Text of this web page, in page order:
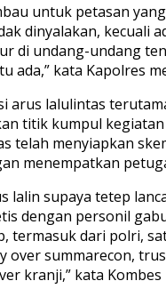
untuk petasan
dinyalakan, kecuali
di undang-undang
ada,” kata Kapolres
arus lalulintas
titik kumpul
telah menyiapkan
menempatkan
lalin supaya tetep
dengan personil
termasuk dari polri,
over summarecon,
kranji,” kata Kombes